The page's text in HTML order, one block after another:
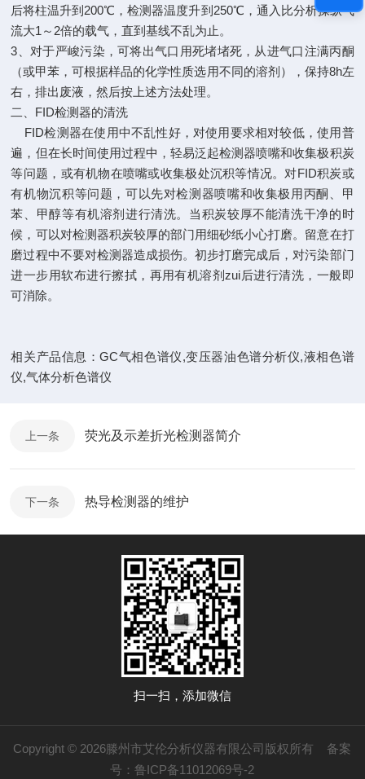
后将柱温升到200℃，检测器温度升到250℃，通入比分析操纵气
流大1～2倍的载气，直到基线不乱为止。
3、对于严峻污染，可将出气口用死堵堵死，从进气口注满丙酮
（或甲苯，可根据样品的化学性质选用不同的溶剂），保持8h左
右，排出废液，然后按上述方法处理。
二、FID检测器的清洗
FID检测器在使用中不乱性好，对使用要求相对较低，使用普
遍，但在长时间使用过程中，轻易泛起检测器喷嘴和收集极积炭
等问题，或有机物在喷嘴或收集极处沉积等情况。对FID积炭或
有机物沉积等问题，可以先对检测器喷嘴和收集极用丙酮、甲
苯、甲醇等有机溶剂进行清洗。当积炭较厚不能清洗干净的时
候，可以对检测器积炭较厚的部门用细砂纸小心打磨。留意在打
磨过程中不要对检测器造成损伤。初步打磨完成后，对污染部门
进一步用软布进行擦拭，再用有机溶剂zui后进行清洗，一般即
可消除。
相关产品信息：GC气相色谱仪,变压器油色谱分析仪,液相色谱
仪,气体分析色谱仪
上一条 荧光及示差折光检测器简介
下一条 热导检测器的维护
扫一扫，添加微信
Copyright © 2026滕州市艾伦分析仪器有限公司版权所有 备案
号：鲁ICP备11012069号-2